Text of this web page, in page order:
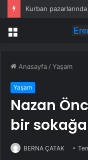
Kurban pazarlarında
Menü
Anasayfa /Yaşam
Yaşam
Nazan
bir
BERNA ÇATAK